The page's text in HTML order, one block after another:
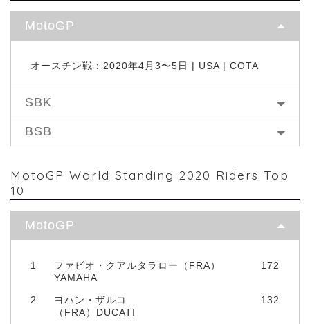
MotoGP
オースチン戦：2020年4月3〜5日 | USA | COTA
SBK
BSB
MotoGP World Standing 2020 Riders Top
10
MotoGP
1
ファビオ・クアルタラロー（FRA）
YAMAHA
172
2
ヨハン・ザルコ
（FRA）DUCATI
132